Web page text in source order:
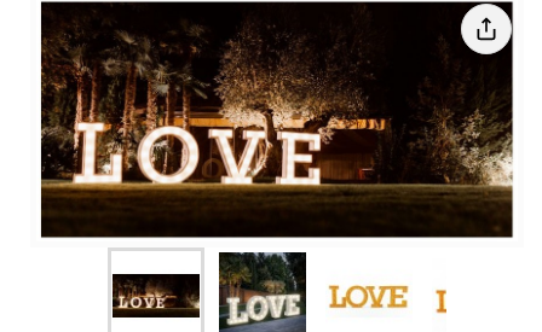
Cómo
poner el
texto en
varias
líneas
Cómo cambiar
de color el texto
Cerrar